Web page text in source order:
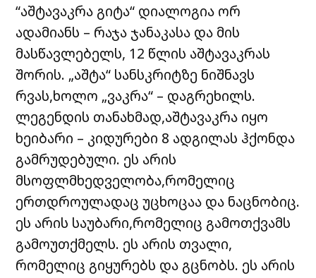
“აშტავაკრა გიტა“ დიალოგია ორ
ადამიანს – რაჯა ჯანაკასა და მის
მასწავლებელს, 12 წლის აშტავაკრას
შორის. „აშტა“ სანსკრიტზე ნიშნავს
რვას,ხოლო „ვაკრა“ – დაგრეხილს.
ლეგენდის თანახმად,აშტავაკრა იყო
ხეიბარი – კიდურები 8 ადგილას ჰქონდა
გამრუდებული. ეს არის
მსოფლმხედველობა,რომელიც
ერთდროულადაც უცხოცაა და ნაცნობიც.
ეს არის საუბარი,რომელიც გამოთქვამს
გამოუთქმელს. ეს არის თვალი,
რომელიც გიყურებს და გცნობს. ეს არის